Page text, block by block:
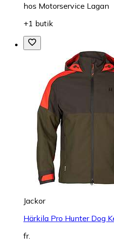
hos Motorservice Lagan
+1 butik
Jackor
Härkila Pro Hunter Dog
fr.